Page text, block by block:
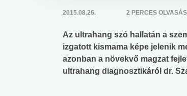
2015.08.26. 2 PERCES
Az ultrahang szó hallatán a
izgatott kismama képe jelenik
azonban a növekvő magzat
ultrahang diagnosztikáról dr.